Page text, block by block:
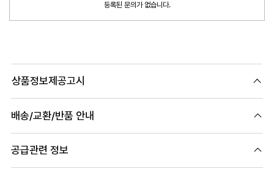
등록된 문의가 없습니다.
상품정보제공고시
배송/교환/반품 안내
공급관련 정보